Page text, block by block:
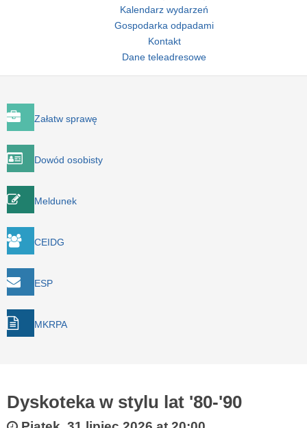
Kalendarz wydarzeń
Gospodarka odpadami
Kontakt
Dane teleadresowe
Załatw sprawę
Dowód osobisty
Meldunek
CEIDG
ESP
MKRPA
Dyskoteka w stylu lat '80-'90